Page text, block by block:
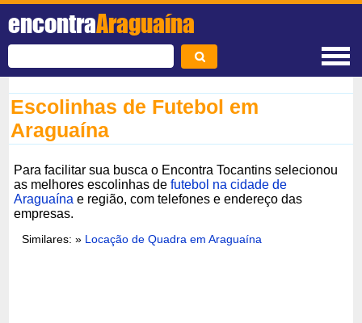
encontraAraguaína
Escolinhas de Futebol em
Araguaína
Para facilitar sua busca o Encontra Tocantins selecionou
as melhores escolinhas defutebol na cidade de
Araguaína e região, com telefones e endereço das
empresas.
Similares: » Locação de Quadra em Araguaína